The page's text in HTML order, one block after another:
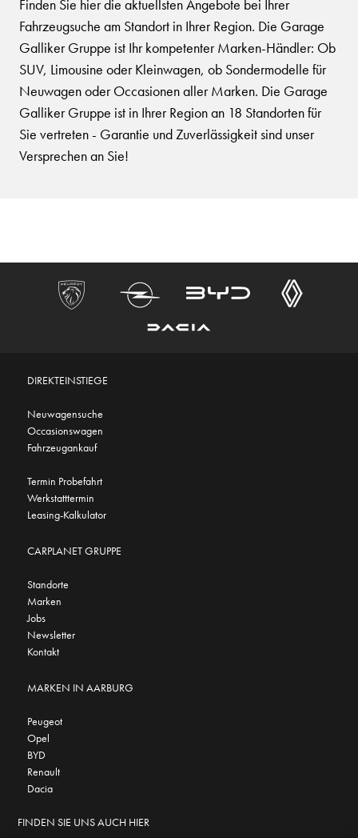
Finden Sie hier die aktuellsten Angebote bei Ihrer
Fahrzeugsuche am Standort in Ihrer Region. Die Garage
Galliker Gruppe ist Ihr kompetenter Marken-Händler: Ob
SUV, Limousine oder Kleinwagen, ob Sondermodelle für
Neuwagen oder Occasionen aller Marken. Die Garage
Galliker Gruppe ist in Ihrer Region an 18 Standorten für
Sie vertreten - Garantie und Zuverlässigkeit sind unser
Versprechen an Sie!
DIREKTEINSTIEGE
Neuwagensuche
Occasionswagen
Fahrzeugankauf
Termin Probefahrt
Werkstatttermin
Leasing-Kalkulator
CARPLANET GRUPPE
Standorte
Marken
Jobs
Newsletter
Kontakt
MARKEN IN AARBURG
Peugeot
Opel
BYD
Renault
Dacia
FINDEN SIE UNS AUCH HIER